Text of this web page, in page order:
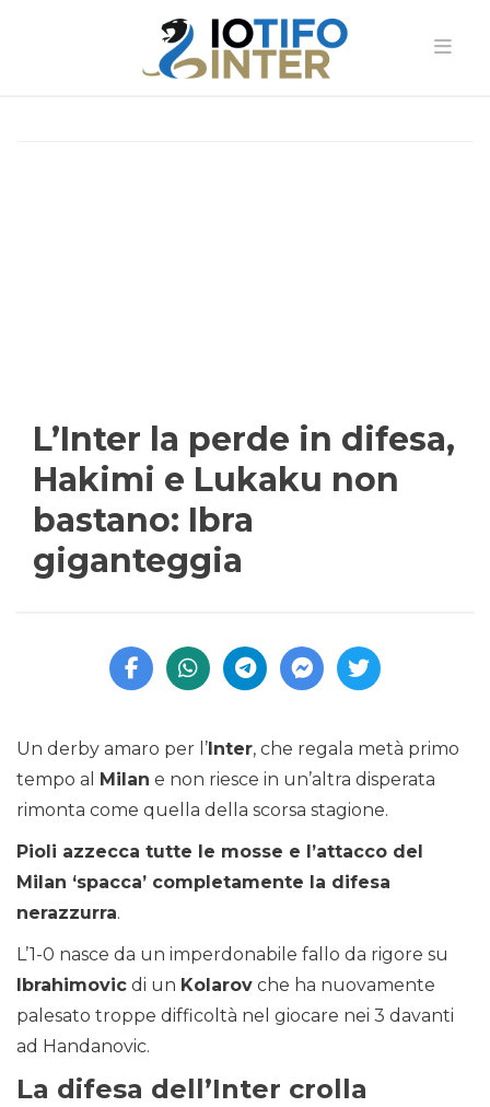
L’Inter la perde in difesa,
Hakimi e Lukaku non
bastano: Ibra
giganteggia
Un derby amaro per l’Inter, che regala metà primo
tempo al Milan e non riesce in un’altra disperata
rimonta come quella della scorsa stagione.
Pioli azzecca tutte le mosse e l’attacco del
Milan ‘spacca’ completamente la difesa
nerazzurra.
L’1-0 nasce da un imperdonabile fallo da rigore su
Ibrahimovic di un Kolarov che ha nuovamente
palesato troppe difficoltà nel giocare nei 3 davanti
ad Handanovic.
La difesa dell’Inter crolla